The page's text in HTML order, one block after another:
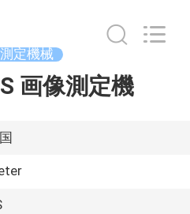
Co.,Ltd.
定機械
画像測定機